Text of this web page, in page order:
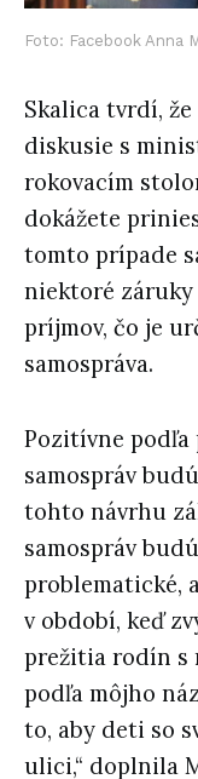
Foto: Facebook Anna
Skalica tvrdí,
diskusie s
rokovacím
dokážete
tomto prípade
niektoré
príjmov, čo je
samospráva.
Pozitívne podľa
samospráv
tohto návrhu
samospráv
problematické,
v období, keď
prežitia rodín s
podľa môjho
to, aby deti so
ulici,“ doplnila